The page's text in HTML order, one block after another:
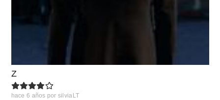
Z
hace 6 años por silviaLT